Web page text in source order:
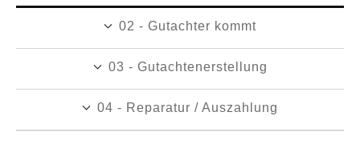
02 - Gutachter kommt
03 - Gutachtenerstellung
04 - Reparatur / Auszahlung